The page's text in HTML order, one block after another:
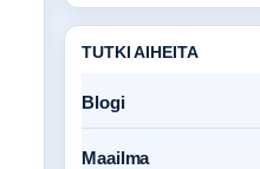
TUTKI AIHEITA
Blogi
Maailma